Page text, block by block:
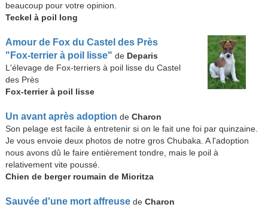
beaucoup pour votre opinion.
Teckel à poil long
Amour de Fox du Castel des Près
"Fox-terrier à poil lisse" de Deparis
L'élevage de Fox-terriers à poil lisse du Castel
des Près
Fox-terrier à poil lisse
Un avant après adoption de Charon
Son pelage est facile à entretenir si on le fait une foi par quinzaine.
Je vous envoie deux photos de notre gros Chubaka. A l'adoption
nous avons dû le faire entièrement tondre, mais le poil à
relativement vite poussé.
Chien de berger roumain de Mioritza
Sauvée d'une mort affreusede Charon